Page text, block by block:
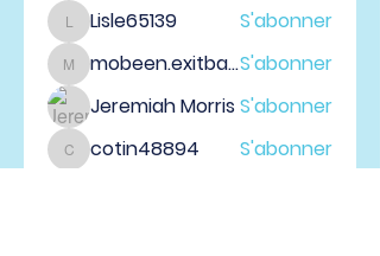
Lisle65139
Lisle65139 S'abonner
mobeen.exitbase mobeen.exitbaseS'abonner
Jeremiah MorrisS'abonner
cotin48894
cotin48894
S'abonner